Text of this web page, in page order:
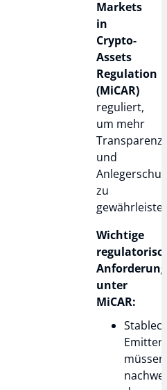
Markets
in
Crypto-
Assets
Regulation
(MiCAR)
reguliert,
um mehr
Transparenz
und
zu
Wichtige
unter
MiCAR:
müssen